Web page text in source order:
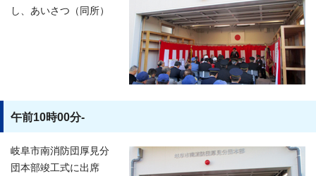
し、あいさつ（同所）
午前10時00分-
岐阜市南消防団厚見分
団本部竣工式に出席